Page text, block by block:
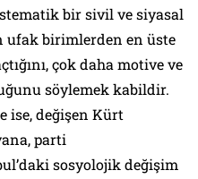
bir sivil ve siyasal
birimlerden en üste
çok daha motive ve
söylemek kabildir.
ise, değişen Kürt
parti
sosyolojik değişim